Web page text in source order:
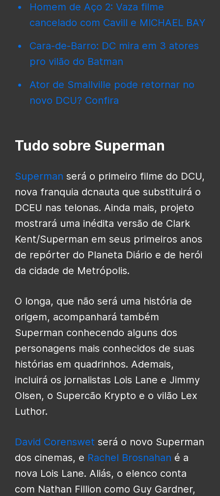
Homem de Aço 2: Vaza filme
cancelado com Cavill e MICHAEL BAY
Cara-de-Barro: DC mira em 3 atores
pro vilão do Batman
Ator de Smallville pode retornar no
novo DCU? Confira
Tudo sobre Superman
Superman será o primeiro filme do DCU,
nova franquia dcnauta que substituirá o
DCEU nas telonas. Ainda mais, projeto
mostrará uma inédita versão de Clark
Kent/Superman em seus primeiros anos
de repórter do Planeta Diário e de herói
da cidade de Metrópolis.
O longa, que não será uma história de
origem, acompanhará também
Superman conhecendo alguns dos
personagens mais conhecidos de suas
histórias em quadrinhos. Ademais,
incluirá os jornalistas Lois Lane e Jimmy
Olsen, o Supercão Krypto e o vilão Lex
Luthor.
David Corenswet será o novo Superman
dos cinemas, e Rachel Brosnahan é a
nova Lois Lane. Aliás, o elenco conta
com Nathan Fillion como Guy Gardner,